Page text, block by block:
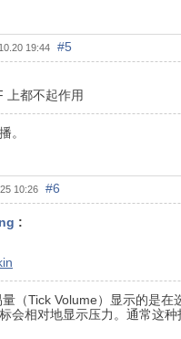
19:44 #5
上都不起作用
。
10:26 #6
:
（Tick Volume）显示的是
会相对地显示压力。通常这种